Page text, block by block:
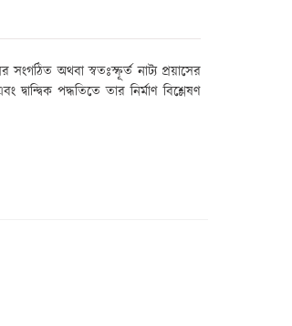
সংগঠিত অথবা স্বতঃস্ফূর্ত নাট্য প্রয়াসের
দ্বান্দ্বিক পদ্ধতিতে তার নির্মাণ বিশ্লেষণ